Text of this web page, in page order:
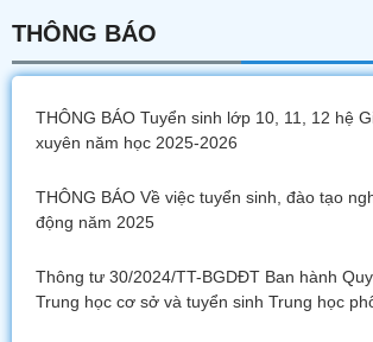
THÔNG BÁO
THÔNG BÁO Tuyển sinh lớp 10, 11, 12 hệ
xuyên năm học 2025-2026
THÔNG BÁO Về việc tuyển sinh, đào tạo
động năm 2025
Thông tư 30/2024/TT-BGDĐT Ban hành
Trung học cơ sở và tuyển sinh Trung học